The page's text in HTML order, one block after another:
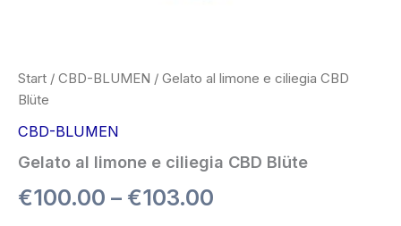
Start / CBD-BLUMEN / Gelato al limone e ciliegia CBD
Blüte
CBD-BLUMEN
Gelato al limone e ciliegia CBD Blüte
€100.00 – €103.00